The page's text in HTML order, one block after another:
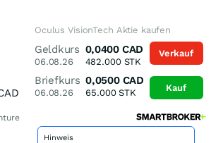
Oculus VisionTech Aktie kaufen
Geldkurs
06.08.26
0,0400 CAD
482.000STK
Briefkurs
06.08.26
0,0500 CAD
65.000STK
Verkauf
Kauf
Hinweis